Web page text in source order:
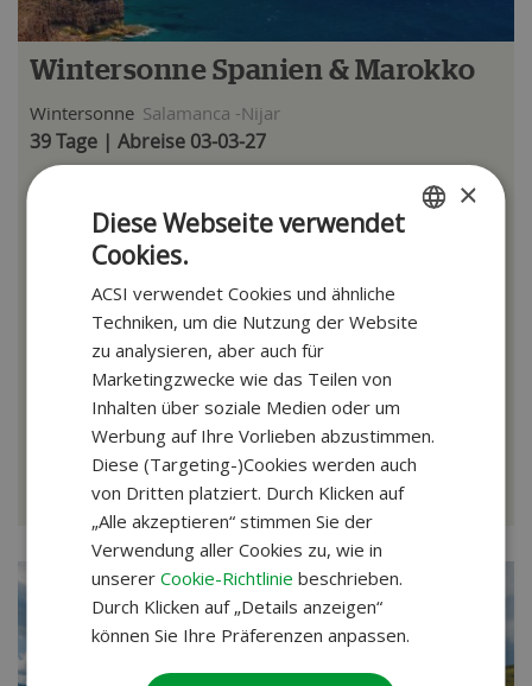
Wintersonne Spanien & Marokko
Wintersonne Salamanca -Nijar
39 Tage | Abreise 03-03-27
Nationalpark Coto Doñana
Rabat, Casablanca & Fès
€ 2599
Reise ansehen
Zuzüglich 39 € pro Buchung (Reservierungskosten und SGR-Beitrag) bei 2
×
Diese Webseite verwendet
Cookies.
ACSI verwendet Cookies und ähnliche
Techniken, um die Nutzung der Website
zu analysieren, aber auch für
Marketingzwecke wie das Teilen von
Inhalten über soziale Medien oder um
Werbung auf Ihre Vorlieben abzustimmen.
Diese (Targeting-)Cookies werden auch
von Dritten platziert. Durch Klicken auf
„Alle akzeptieren“ stimmen Sie der
Verwendung aller Cookies zu, wie in
unsererCookie-Richtlinie beschrieben.
Durch Klicken auf „Details anzeigen“
können Sie Ihre Präferenzen anpassen.